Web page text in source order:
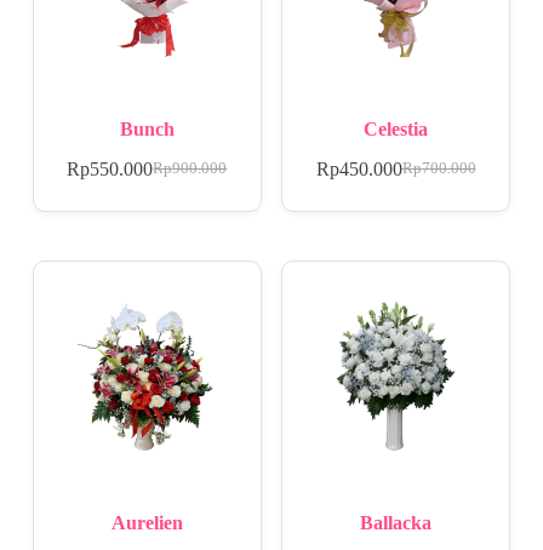
Bunch
Rp900.000
Rp550.000
Celestia
Rp700.000
Rp450.000
Aurelien Ballacka